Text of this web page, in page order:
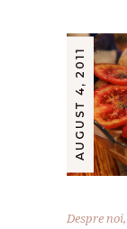
AUGUST 4, 2011
Despre noi,